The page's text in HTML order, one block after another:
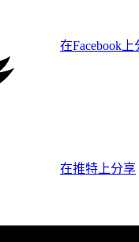
在Facebook上
在推特上分享